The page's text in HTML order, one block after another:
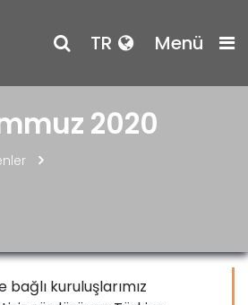
TR Menü
2020
kuruluşlarımız